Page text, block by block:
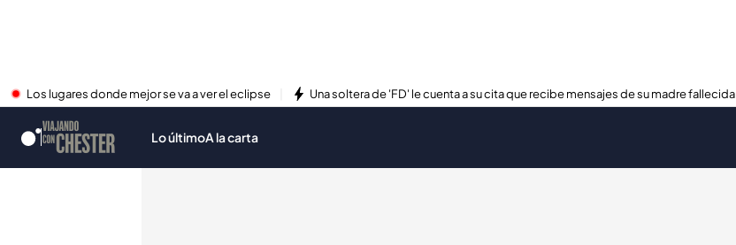
Los lugares donde mejor se va a ver el eclipse Una soltera de 'FD' le cuenta a su cita que recibe mensajes de su madre fallecida
Lo últimoA la carta